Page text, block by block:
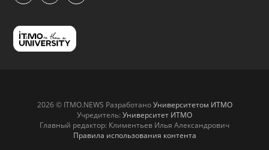
2026 © ITMO.NEWS РазработаноУниверситетом ИТМО
Учредитель: Университет ИТМО
Главный редактор: Климентьев Илья Александрович
Правила использования контента